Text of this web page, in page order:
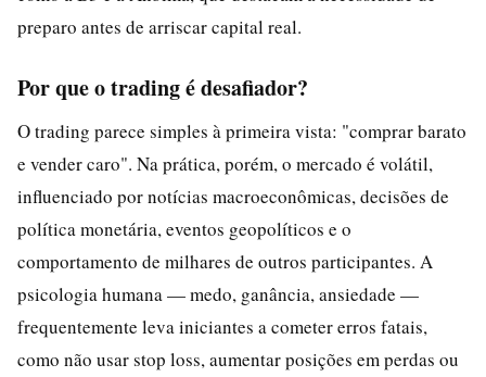
preparo antes de arriscar capital real.
Por que o trading é desafiador?
O trading parece simples à primeira vista: "comprar barato
e vender caro". Na prática, porém, o mercado é volátil,
influenciado por notícias macroeconômicas, decisões de
política monetária, eventos geopolíticos e o
comportamento de milhares de outros participantes. A
psicologia humana — medo, ganância, ansiedade —
frequentemente leva iniciantes a cometer erros fatais,
como não usar stop loss, aumentar posições em perdas ou